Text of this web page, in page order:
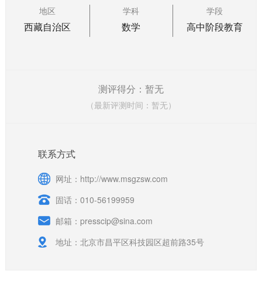
地区
西藏自治区
学科
数学
学段
高中阶段教育
测评得分：暂无
（最新评测时间：暂无）
联系方式
网址：http://www.msgzsw.com
固话：010-56199959
邮箱：presscip@sina.com
地址：北京市昌平区科技园区超前路35号